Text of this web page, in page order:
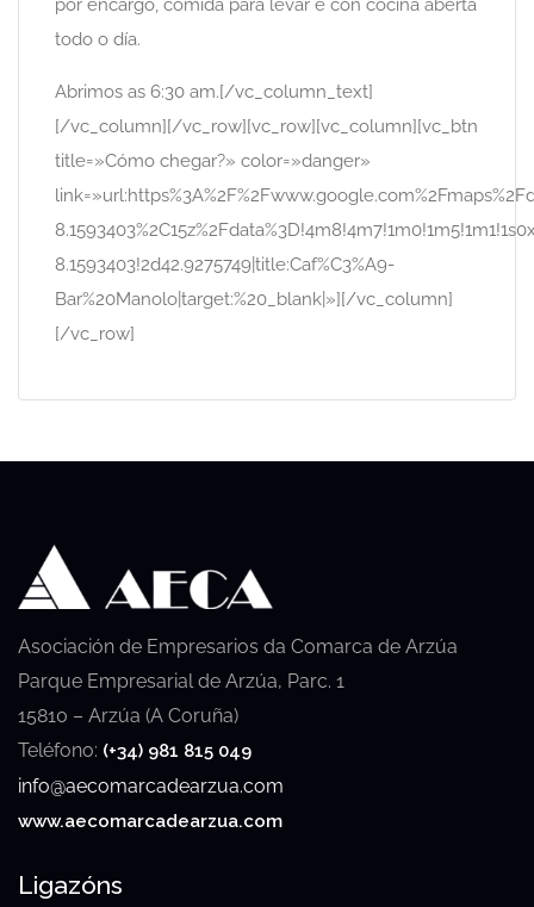
por encargo, comida para levar e con cociña aberta
todo o día.
Abrimos as 6:30 am.[/vc_column_text]
[/vc_column][/vc_row][vc_row][vc_column][vc_btn
title=»Cómo chegar?» color=»danger»
8.1593403!2d42.9275749|title:Caf%C3%A9-
Bar%20Manolo|target:%20_blank|»][/vc_column]
[/vc_row]
Asociación de Empresarios da Comarca de Arzúa
Parque Empresarial de Arzúa, Parc. 1
15810 – Arzúa (A Coruña)
Teléfono: (+34) 981 815 049
info@aecomarcadearzua.com
www.aecomarcadearzua.com
Ligazóns